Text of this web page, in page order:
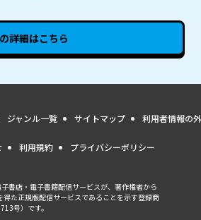
の詳細はこちら
ジャンル一覧 サイトマップ 利用者情報の
利用規約 プライバシーポリシー
書店・電子書籍配信サービスが、著作権者から
得た正規版配信サービスであることを示す登録商
号）です。